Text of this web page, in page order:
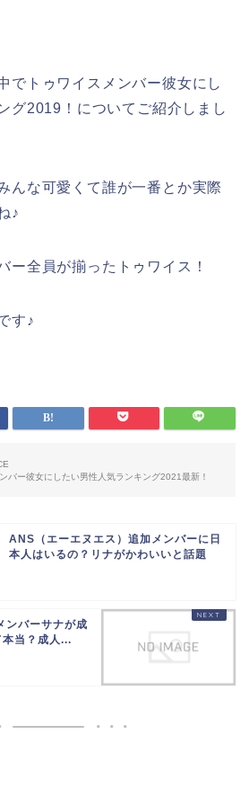
でトゥワイスメンバー彼女にし
グ2019！についてご紹介しまし
んな可愛くて誰が一番とか実際
♪
ー全員が揃ったトゥワイス！
す♪
バー彼女にしたい男性人気ランキング2021最新！
ANS（エーエヌエス）追加メンバーに日
本人はいるの？リナがかわいいと話題
ンバーサナが成
当？成人...